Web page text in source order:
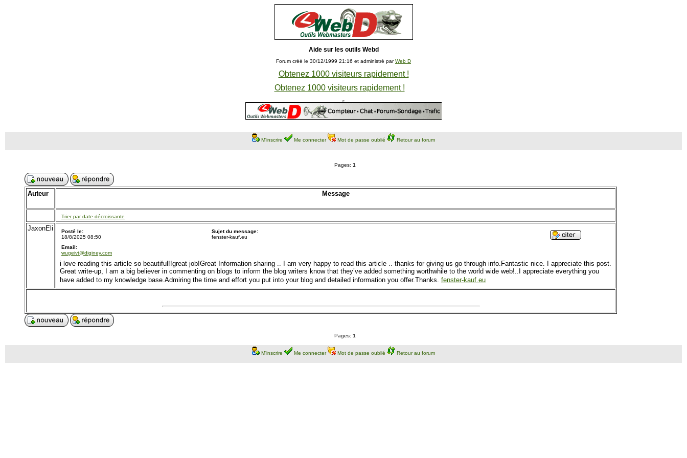
Aide sur les outils Webd
Forum créé le 30/12/1999 21:16 et administré parWeb D
Obtenez 1000 visiteurs rapidement !
Obtenez 1000 visiteurs rapidement !
M'inscrire Me connecter Mot de passe oublié Retour au forum
Pages: 1
Auteur Message
Trier par date décroissante
JaxonEli
Posté le:
18/8/2025 08:50
Sujet du message:
fenster-kauf.eu
Email:
wugeivt@diginey.com
i love reading this article so beautiful!!great job!Great Information sharing .. I am very happy to read this article .. thanks for giving us go through info.Fantastic nice. I appreciate this post.
Great write-up, I am a big believer in commenting on blogs to inform the blog writers know that they’ve added something worthwhile to the world wide web!..I appreciate everything you
have added to my knowledge base.Admiring the time and effort you put into your blog and detailed information you offer.Thanks. fenster-kauf.eu
Pages: 1
M'inscrire Me connecter Mot de passe oublié Retour au forum